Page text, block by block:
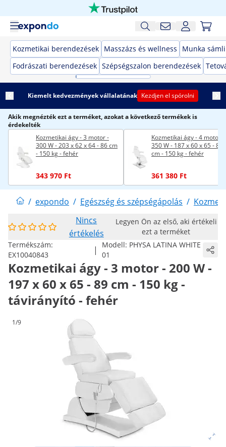
Kozmetikai berendezések Masszázs és wellness
Munka
Fodrászati berendezések Szépségszalon berendezések
Kiemelt kedvezmények vállalatának Kezdjen el spórolni
Akik megnézték ezt a terméket, azokat a következő termékek is
érdekelték
Kozmetikai ágy - 3 motor -
300 W - 203 x 62 x 64 - 86 cm
- 150 kg - fehér
343 970 Ft
Kozmetikai ágy - 4 motor -
350 W - 187 x 60 x 65 -
cm - 150 kg - fehér
361 380 Ft
/ expondo / Egészség és szépségápolás /
Nincs
értékelés
Legyen Ön az első, aki értékeli
ezt a terméket
Termékszám:
EX10040843
| Modell: PHYSA LATINA WHITE
01
Kozmetikai ágy - 3 motor - 200 W -
197 x 60 x 65 - 89 cm - 150 kg -
távirányító - fehér
1/9